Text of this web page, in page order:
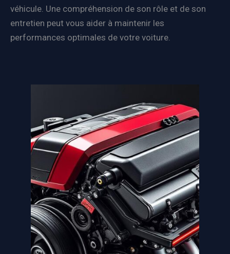
véhicule. Une compréhension de son rôle et de son
entretien peut vous aider à maintenir les
performances optimales de votre voiture.